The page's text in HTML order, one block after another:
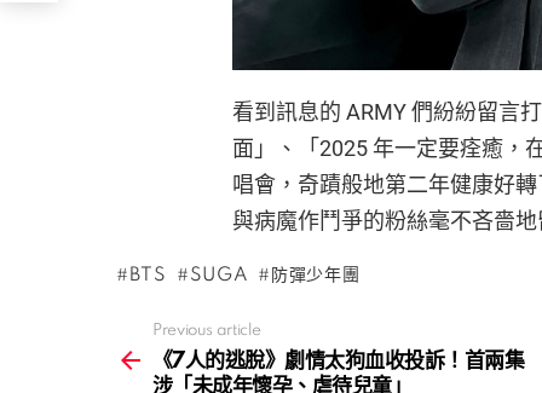
看到訊息的 ARMY 們紛紛留言
面」、「2025 年一定要痊癒，
唱會，奇蹟般地第二年健康好
與病魔作鬥爭的粉絲毫不吝嗇
BTS SUGA 防彈少年團
more
Previous article
《7人的逃脫》劇情太狗血收投訴！首兩集
涉「未成年懷孕、虐待兒童」